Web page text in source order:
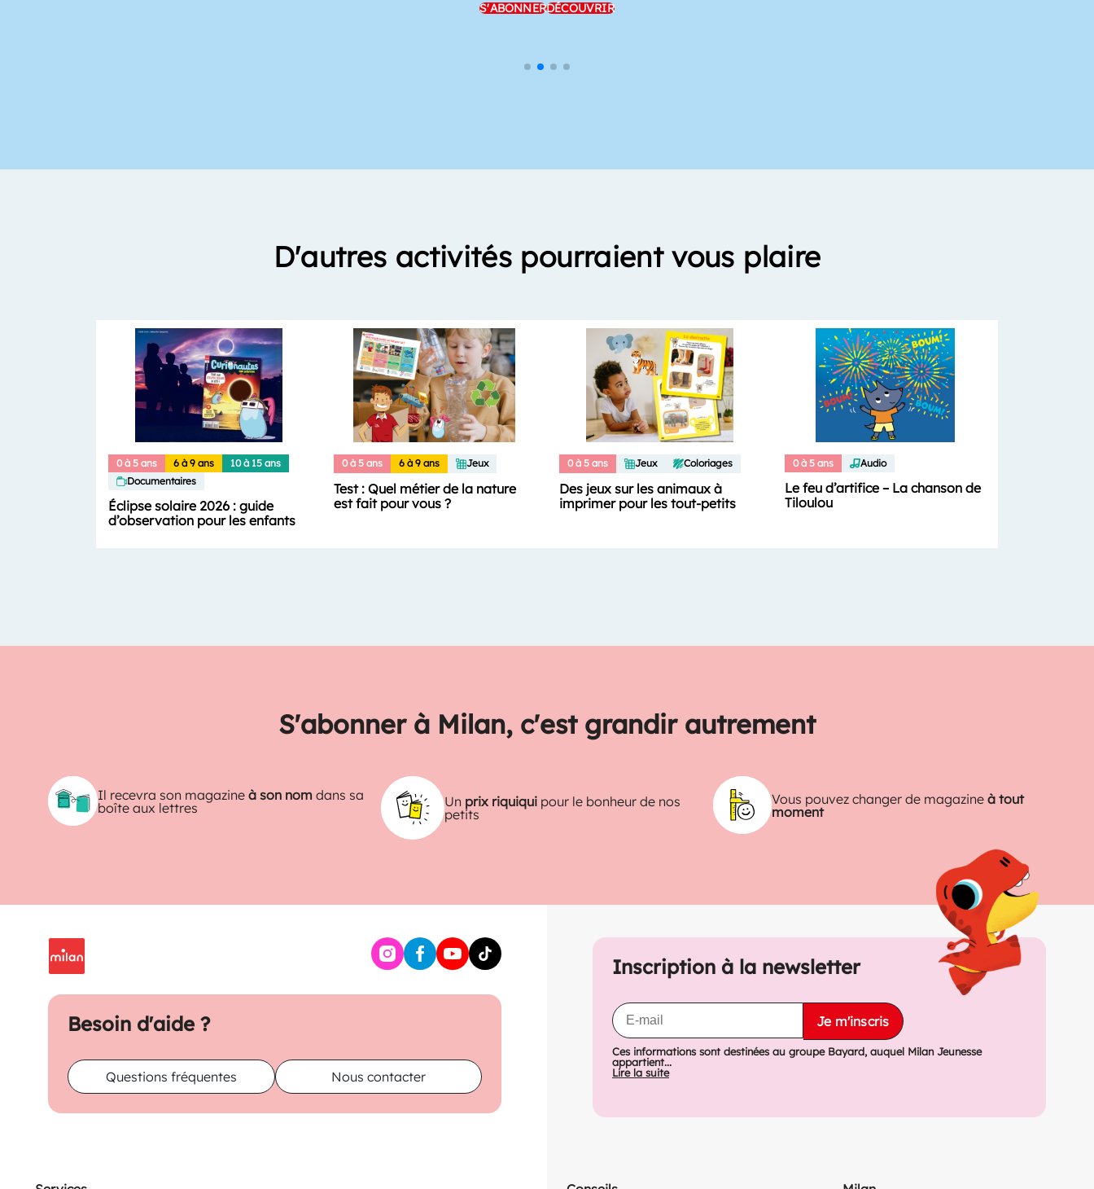
S'ABONNERDÉCOUVRIR
D'autres activités pourraient vous plaire
0 à 5 ans 6 à 9 ans
10 à 15 ans
Documentaires
Éclipse solaire 2026 : guide
d’observation pour les enfants
0 à 5 ans 6 à 9 ans Jeux
Test : Quel métier de la nature
est fait pour vous ?
0 à 5 ans Jeux Coloriages
Des jeux sur les animaux à
imprimer pour les tout-petits
0 à 5 ans Audio
Le feu d’artifice – La chanson de
Tiloulou
S'abonner à Milan, c'est grandir autrement
Il recevra son magazineà son nom dans sa
boîte aux lettres
Un prix riquiqui pour le bonheur de nos
petits
Vous pouvez changer de magazine à tout
moment
Besoin d'aide ?
Questions fréquentes Nous contacter
Inscription à la newsletter
Je m'inscris
Ces informations sont destinées au groupe Bayard, auquel Milan Jeunesse
appartient...
Lire la suite